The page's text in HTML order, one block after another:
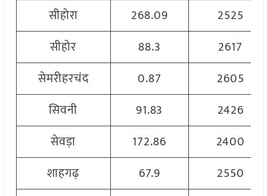
सीहोरा
268.09
2525
सीहोर
88.3
2617
सेमरीहरचंद
0.87
2605
सिवनी
91.83
2426
सेवड़ा
172.86
2400
शाहगढ़
67.9
2550